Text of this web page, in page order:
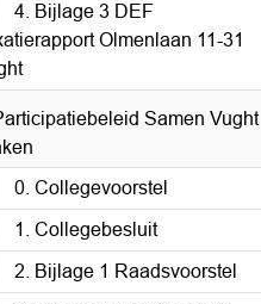
4. Bijlage 3 DEF
Olmenlaan 11-31
Samen Vught
0. Collegevoorstel
1. Collegebesluit
2. Bijlage 1 Raadsvoorstel